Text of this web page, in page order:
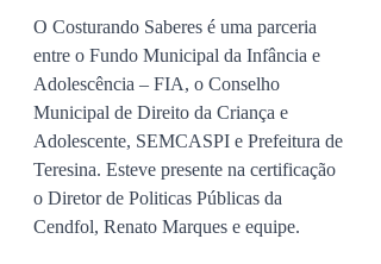
O Costurando Saberes é uma parceria
entre o Fundo Municipal da Infância e
Adolescência – FIA, o Conselho
Municipal de Direito da Criança e
Adolescente, SEMCASPI e Prefeitura de
Teresina. Esteve presente na certificação
o Diretor de Politicas Públicas da
Cendfol, Renato Marques e equipe.